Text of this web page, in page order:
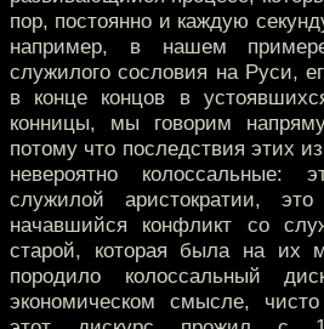
пор, постоянно и каждую
например, в нашем
служилого сословия на Руси,
в конце концов в
конницы, мы говорим
потому что последствия этих
невероятно колоссальные:
служилой аристократии,
начавшийся конфликт со
старой, которая была на их
породило колоссальный
экономическом смысле,